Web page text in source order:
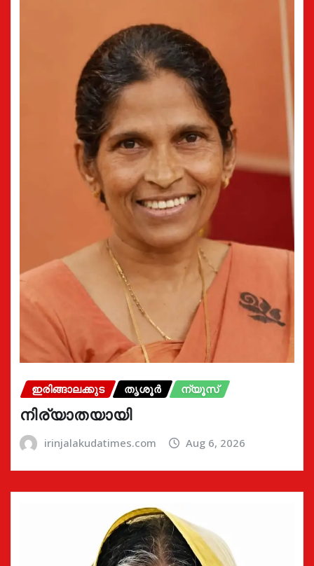
ഇരിങ്ങാലക്കുട തൃശൂർ ന്യൂസ്
നിര്യാതയായി
irinjalakudatimes.com Aug 6, 2026